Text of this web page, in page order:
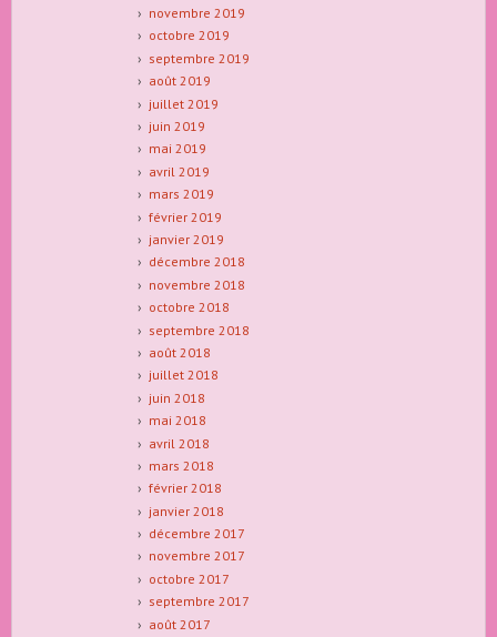
novembre 2019
octobre 2019
septembre 2019
août 2019
juillet 2019
juin 2019
mai 2019
avril 2019
mars 2019
février 2019
janvier 2019
décembre 2018
novembre 2018
octobre 2018
septembre 2018
août 2018
juillet 2018
juin 2018
mai 2018
avril 2018
mars 2018
février 2018
janvier 2018
décembre 2017
novembre 2017
octobre 2017
septembre 2017
août 2017